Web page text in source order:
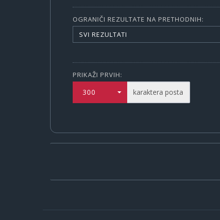
OGRANIČI REZULTATE NA PRETHODNIH:
SVI REZULTATI
PRIKAŽI PRVIH:
300 karaktera posta